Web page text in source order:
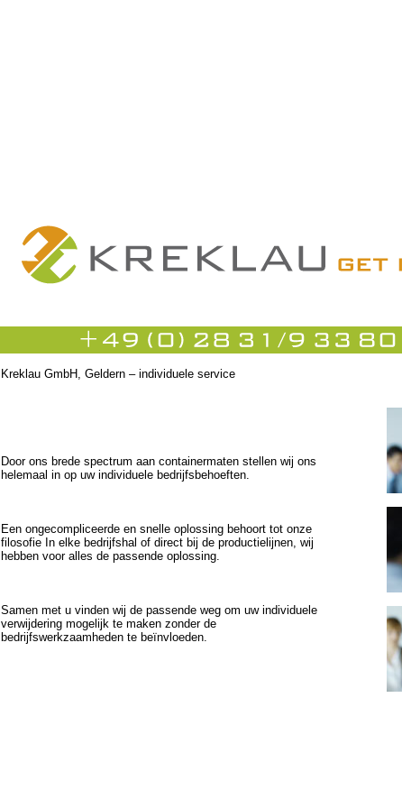
Kreklau GmbH, Geldern – individuele service
Door ons brede spectrum aan containermaten stellen wij ons
helemaal in op uw individuele bedrijfsbehoeften.
Een ongecompliceerde en snelle oplossing behoort tot onze
filosofie In elke bedrijfshal of direct bij de productielijnen, wij
hebben voor alles de passende oplossing.
Samen met u vinden wij de passende weg om uw individuele
verwijdering mogelijk te maken zonder de
bedrijfswerkzaamheden te beïnvloeden.